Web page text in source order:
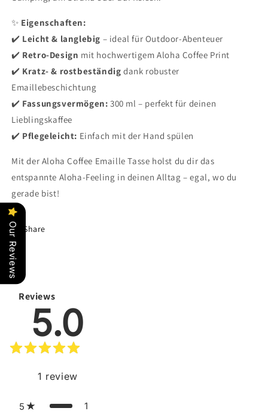
✨ Eigenschaften:
✔️ Leicht & langlebig – ideal für Outdoor-Abenteuer
✔️ Retro-Design mit hochwertigem Aloha Coffee Print
✔️ Kratz- & rostbeständig dank robuster
Emaillebeschichtung
✔️ Fassungsvermögen: 300 ml – perfekt für deinen
Lieblingskaffee
✔️ Pflegeleicht: Einfach mit der Hand spülen
Mit der Aloha Coffee Emaille Tasse holst du dir das
entspannte Aloha-Feeling in deinen Alltag – egal, wo du
gerade bist!
Share
Reviews
5.0
1 review
5 1
Our Reviews